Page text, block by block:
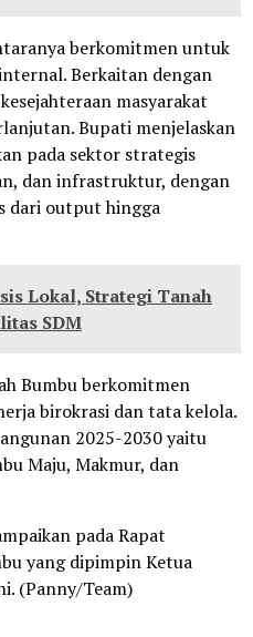
berkomitmen untuk
Berkaitan dengan
masyarakat
Bupati menjelaskan
pada sektor strategis
dan infrastruktur, dengan
dari output hingga
Lokal, Strategi Tanah
SDM
Bumbu berkomitmen
birokrasi dan tata kelola.
2025-2030 yaitu
Maju, Makmur, dan
pada Rapat
yang dipimpin Ketua
(Panny/Team)